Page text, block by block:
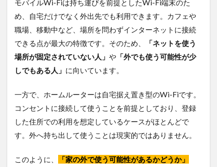
向い
てい
る人
の違
い一
覧
3.2
Wi-Fi
が向
いて
いる
人
ホー
モバイルWi-Fiは持ち運びを前提としたWi-Fi端末のた
め、自宅だけでなく外出先でも利用できます。カフェや
職場、移動中など、場所を問わずインターネットに接続
できる点が最大の特徴です。そのため、
「ネットを使う
場所が固定されていない人」 や 「外でも使う可能性が少
しでもある人」 に向いています。
一方で、ホームルーターは自宅据え置き型のWi-Fiです。
コンセントに接続して使うことを前提としており、登録
した住所での利用を想定しているケースがほとんどで
す。外へ持ち出して使うことは現実的ではありません。
このように、
「家の外で使う可能性があるかどうか」